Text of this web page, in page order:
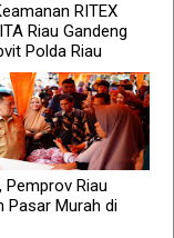
RITEX
Riau Gandeng
Polda Riau
Pemprov Riau
Pasar Murah di